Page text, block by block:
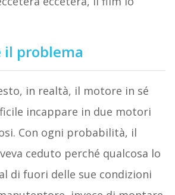
il problema
in realtà, il motore in sé
incappare in due motori
Con ogni probabilità, il
ceduto perché qualcosa lo
di fuori delle sue condizioni